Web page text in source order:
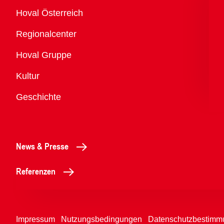
Übersicht
Hoval Österreich
Regionalcenter
Hoval Gruppe
Kultur
Geschichte
News & Presse
Referenzen
Impressum Nutzungsbedingungen